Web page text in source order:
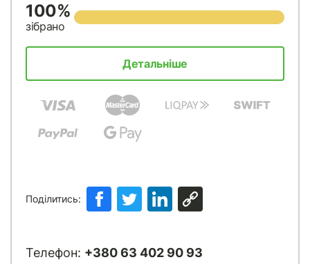
100%
зібрано
Детальніше
Поділитись:
Телефон: +380 63 402 90 93